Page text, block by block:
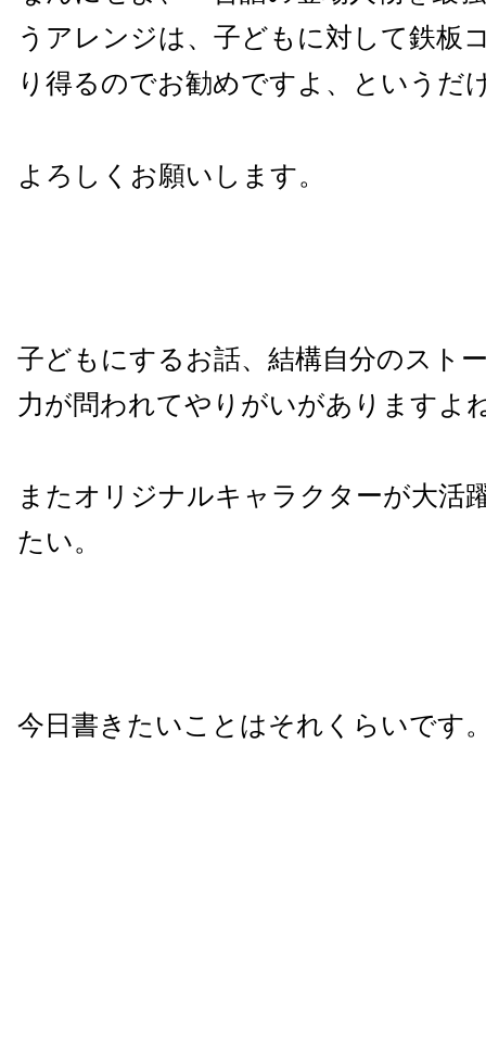
うアレンジは、子どもに対して鉄板
り得るのでお勧めですよ、というだ
よろしくお願いします。
子どもにするお話、結構自分のスト
力が問われてやりがいがありますよ
またオリジナルキャラクターが大活
たい。
今日書きたいことはそれくらいです